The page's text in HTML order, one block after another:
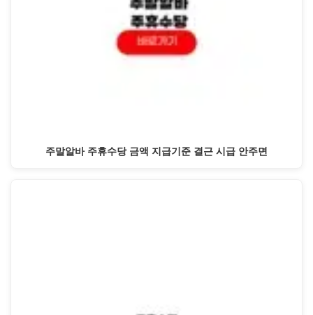
주말알바 주휴수당 금액 지급기준 결근 시급 안주면